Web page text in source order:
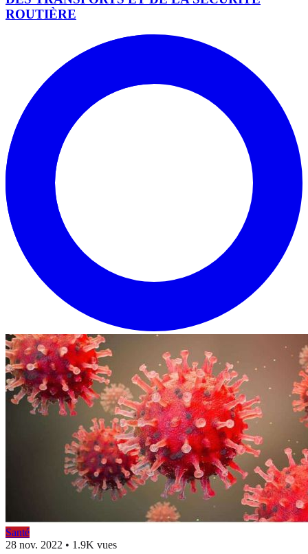
ROUTIÈRE
Santé
28 nov. 2022 • 1.9K vues